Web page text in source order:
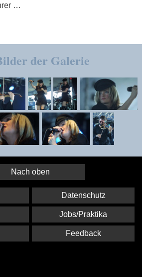
…
der Galerie
Nach oben
Datenschutz
Jobs/Praktika
Feedback